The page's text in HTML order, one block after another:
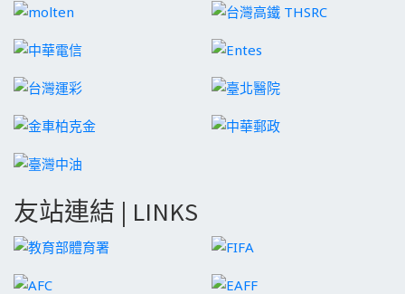
友站連結 | LINKS